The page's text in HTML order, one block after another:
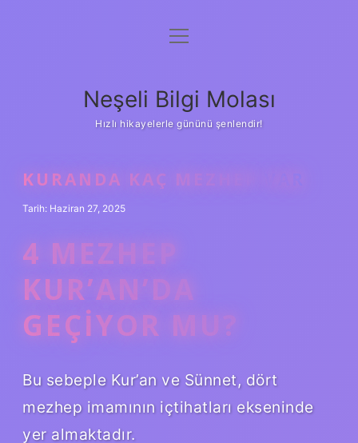
Anasayfa
Yasal Uyarı
menüyü
Neşeli Bilgi Molası
Hızlı hikayelerle gününü şenlendir!
KURANDA KAÇ MEZHEP VAR
Tarih: Haziran 27, 2025
4 MEZHEP
KUR’AN’DA
GEÇIYOR MU?
Bu sebeple Kur’an ve Sünnet, dört
mezhep imamının içtihatları ekseninde
yer almaktadır.